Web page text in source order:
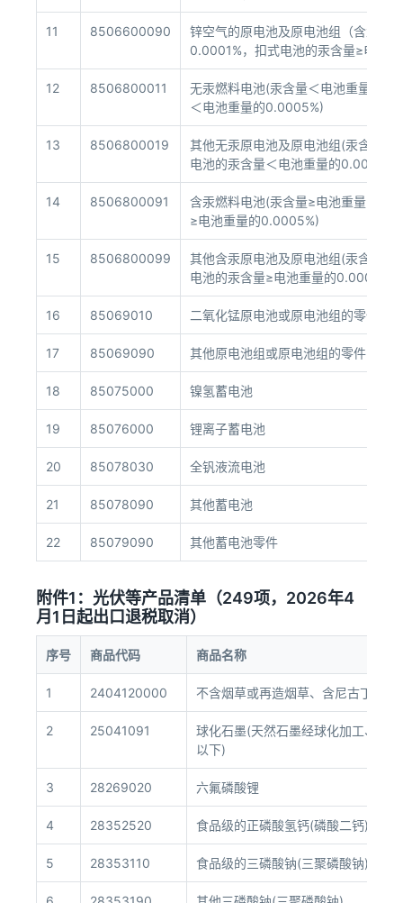
11 8506600090
锌空气的原电池及原电池组（含汞）(
0.0001%，扣式电池的汞含量≥电池
12 8506800011
无汞燃料电池(汞含量＜电池重量的
＜电池重量的0.0005%)
13 8506800019
其他无汞原电池及原电池组(汞含量
电池的汞含量＜电池重量的0.0005%)
14 8506800091
含汞燃料电池(汞含量≥电池重量的
≥电池重量的0.0005%)
15 8506800099
其他含汞原电池及原电池组(汞含量≥
电池的汞含量≥电池重量的0.0005%)
16 85069010 二氧化锰原电池或原电池组的零件
17 85069090 其他原电池组或原电池组的零件
18 85075000 镍氢蓄电池
19 85076000 锂离子蓄电池
20 85078030 全钒液流电池
21 85078090 其他蓄电池
22 85079090 其他蓄电池零件
附件1：光伏等产品清单（249项，2026年4
月1日起出口退税取消）
序号 商品代码 商品名称
1 2404120000 不含烟草或再造烟草、含尼古丁的非
2 25041091
球化石墨(天然石墨经球化加工、分
以下)
3 28269020 六氟磷酸锂
4 28352520 食品级的正磷酸氢钙(磷酸二钙)
5 28353110 食品级的三磷酸钠(三聚磷酸钠)